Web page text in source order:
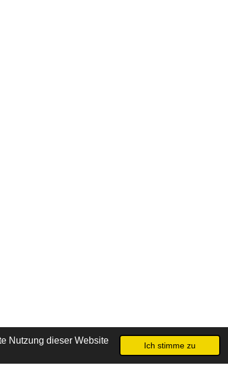
Nutzung dieser Website
Ich stimme zu
Mit Unterstützung vonWebador